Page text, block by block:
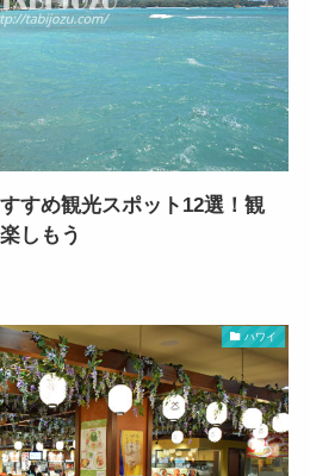
すめ観光スポット12選！観
しもう
ハワイ